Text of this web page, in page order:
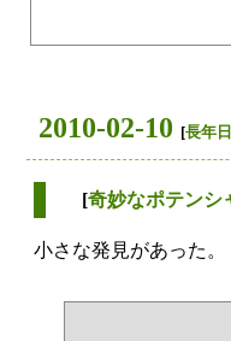
2010-02-10 [長年
[奇妙なポテンシ
小さな発見があった。